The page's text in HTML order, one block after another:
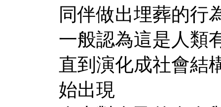
同伴做出埋葬的行
一般認為這是人類
直到演化成社會結
始出現